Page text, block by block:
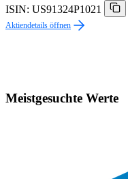
ISIN: US91324P1021
Aktiendetails öffnen
Meistgesuchte Werte